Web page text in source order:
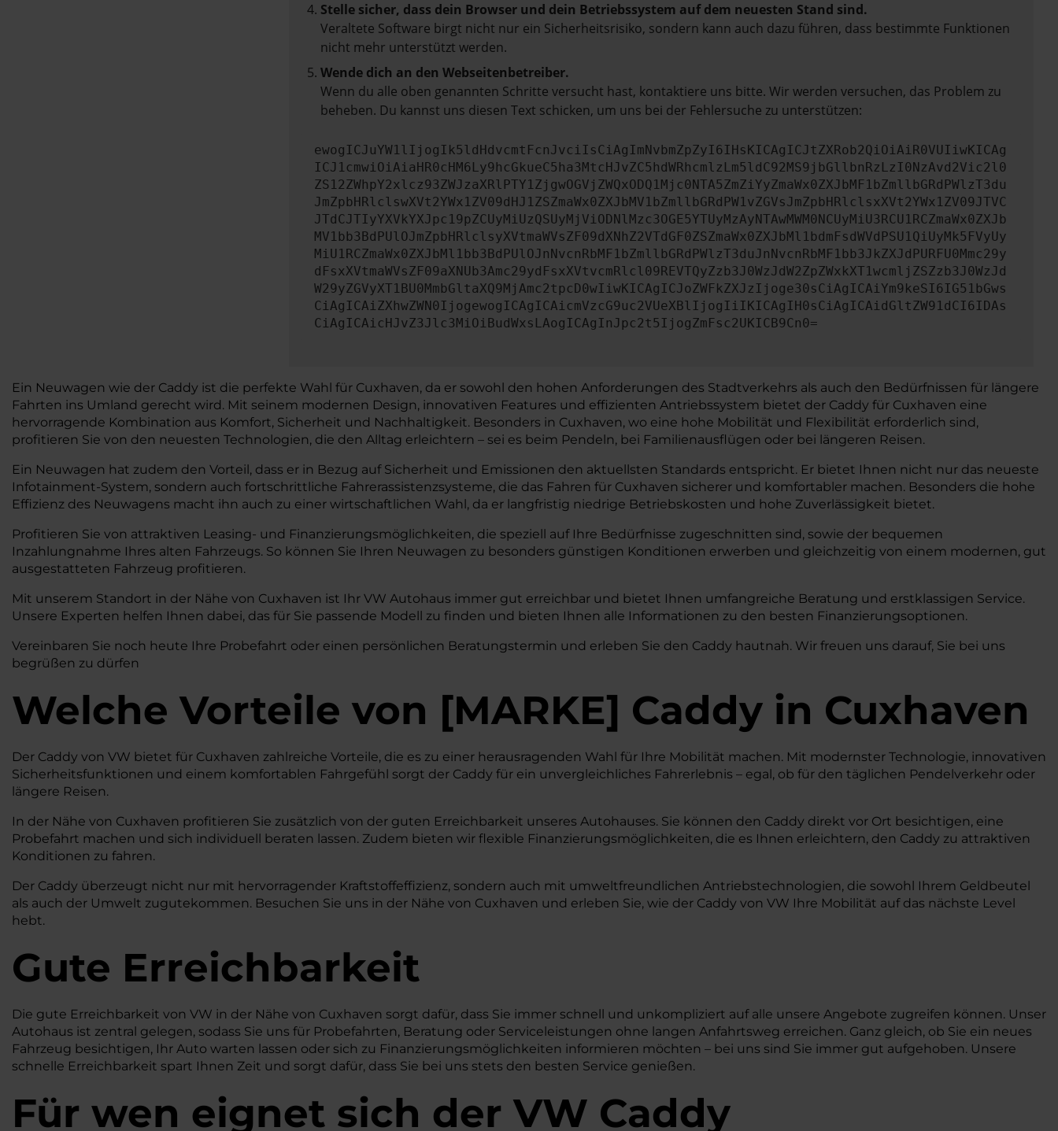
Stelle sicher, dass dein Browser und dein Betriebssystem auf dem neuesten Stand sind.
Veraltete Software birgt nicht nur ein Sicherheitsrisiko, sondern kann auch dazu führen, dass bestimmte Funktionen
nicht mehr unterstützt werden.
Wende dich an den Webseitenbetreiber.
Wenn du alle oben genannten Schritte versucht hast, kontaktiere uns bitte. Wir werden versuchen, das Problem zu
beheben. Du kannst uns diesen Text schicken, um uns bei der Fehlersuche zu unterstützen:
ewogICJuYW1lIjogIk5ldHdvcmtFcnJvciIsCiAgImNvbmZpZyI6IHsKICAgICJtZXRob2QiOiAiR0VUIiwKICAg
ICJ1cmwiOiAiaHR0cHM6Ly9hcGkueC5ha3MtcHJvZC5hdWRhcmlzLm5ldC92MS9jbGllbnRzLzI0NzAvd2Vic2l0
ZS12ZWhpY2xlcz93ZWJzaXRlPTY1ZjgwOGVjZWQxODQ1Mjc0NTA5ZmZiYyZmaWx0ZXJbMF1bZmllbGRdPWlzT3du
JmZpbHRlclswXVt2YWx1ZV09dHJ1ZSZmaWx0ZXJbMV1bZmllbGRdPW1vZGVsJmZpbHRlclsxXVt2YWx1ZV09JTVC
JTdCJTIyYXVkYXJpc19pZCUyMiUzQSUyMjViODNlMzc3OGE5YTUyMzAyNTAwMWM0NCUyMiU3RCU1RCZmaWx0ZXJb
MV1bb3BdPUlOJmZpbHRlclsyXVtmaWVsZF09dXNhZ2VTdGF0ZSZmaWx0ZXJbMl1bdmFsdWVdPSU1QiUyMk5FVyUy
MiU1RCZmaWx0ZXJbMl1bb3BdPUlOJnNvcnRbMF1bZmllbGRdPWlzT3duJnNvcnRbMF1bb3JkZXJdPURFU0Mmc29y
dFsxXVtmaWVsZF09aXNUb3Amc29ydFsxXVtvcmRlcl09REVTQyZzb3J0WzJdW2ZpZWxkXT1wcmljZSZzb3J0WzJd
W29yZGVyXT1BU0MmbGltaXQ9MjAmc2tpcD0wIiwKICAgICJoZWFkZXJzIjoge30sCiAgICAiYm9keSI6IG51bGws
CiAgICAiZXhwZWN0IjogewogICAgICAicmVzcG9uc2VUeXBlIjogIiIKICAgIH0sCiAgICAidGltZW91dCI6IDAs
CiAgICAicHJvZ3Jlc3MiOiBudWxsLAogICAgInJpc2t5IjogZmFsc2UKICB9Cn0=
Ein Neuwagen wie der Caddy ist die perfekte Wahl für Cuxhaven, da er sowohl den hohen Anforderungen des Stadtverkehrs als auch den Bedürfnissen für längere
Fahrten ins Umland gerecht wird. Mit seinem modernen Design, innovativen Features und effizienten Antriebssystem bietet der Caddy für Cuxhaven eine
hervorragende Kombination aus Komfort, Sicherheit und Nachhaltigkeit. Besonders in Cuxhaven, wo eine hohe Mobilität und Flexibilität erforderlich sind,
profitieren Sie von den neuesten Technologien, die den Alltag erleichtern – sei es beim Pendeln, bei Familienausflügen oder bei längeren Reisen.
Ein Neuwagen hat zudem den Vorteil, dass er in Bezug auf Sicherheit und Emissionen den aktuellsten Standards entspricht. Er bietet Ihnen nicht nur das neueste
Infotainment-System, sondern auch fortschrittliche Fahrerassistenzsysteme, die das Fahren für Cuxhaven sicherer und komfortabler machen. Besonders die hohe
Effizienz des Neuwagens macht ihn auch zu einer wirtschaftlichen Wahl, da er langfristig niedrige Betriebskosten und hohe Zuverlässigkeit bietet.
Profitieren Sie von attraktiven Leasing- und Finanzierungsmöglichkeiten, die speziell auf Ihre Bedürfnisse zugeschnitten sind, sowie der bequemen
Inzahlungnahme Ihres alten Fahrzeugs. So können Sie Ihren Neuwagen zu besonders günstigen Konditionen erwerben und gleichzeitig von einem modernen, gut
ausgestatteten Fahrzeug profitieren.
Mit unserem Standort in der Nähe von Cuxhaven ist Ihr VW Autohaus immer gut erreichbar und bietet Ihnen umfangreiche Beratung und erstklassigen Service.
Unsere Experten helfen Ihnen dabei, das für Sie passende Modell zu finden und bieten Ihnen alle Informationen zu den besten Finanzierungsoptionen.
Vereinbaren Sie noch heute Ihre Probefahrt oder einen persönlichen Beratungstermin und erleben Sie den Caddy hautnah. Wir freuen uns darauf, Sie bei uns
begrüßen zu dürfen
Welche Vorteile von [MARKE] Caddy in Cuxhaven
Der Caddy von VW bietet für Cuxhaven zahlreiche Vorteile, die es zu einer herausragenden Wahl für Ihre Mobilität machen. Mit modernster Technologie, innovativen
Sicherheitsfunktionen und einem komfortablen Fahrgefühl sorgt der Caddy für ein unvergleichliches Fahrerlebnis – egal, ob für den täglichen Pendelverkehr oder
längere Reisen.
In der Nähe von Cuxhaven profitieren Sie zusätzlich von der guten Erreichbarkeit unseres Autohauses. Sie können den Caddy direkt vor Ort besichtigen, eine
Probefahrt machen und sich individuell beraten lassen. Zudem bieten wir flexible Finanzierungsmöglichkeiten, die es Ihnen erleichtern, den Caddy zu attraktiven
Konditionen zu fahren.
Der Caddy überzeugt nicht nur mit hervorragender Kraftstoffeffizienz, sondern auch mit umweltfreundlichen Antriebstechnologien, die sowohl Ihrem Geldbeutel
als auch der Umwelt zugutekommen. Besuchen Sie uns in der Nähe von Cuxhaven und erleben Sie, wie der Caddy von VW Ihre Mobilität auf das nächste Level
hebt.
Gute Erreichbarkeit
Die gute Erreichbarkeit von VW in der Nähe von Cuxhaven sorgt dafür, dass Sie immer schnell und unkompliziert auf alle unsere Angebote zugreifen können. Unser
Autohaus ist zentral gelegen, sodass Sie uns für Probefahrten, Beratung oder Serviceleistungen ohne langen Anfahrtsweg erreichen. Ganz gleich, ob Sie ein neues
Fahrzeug besichtigen, Ihr Auto warten lassen oder sich zu Finanzierungsmöglichkeiten informieren möchten – bei uns sind Sie immer gut aufgehoben. Unsere
schnelle Erreichbarkeit spart Ihnen Zeit und sorgt dafür, dass Sie bei uns stets den besten Service genießen.
Für wen eignet sich der VW Caddy